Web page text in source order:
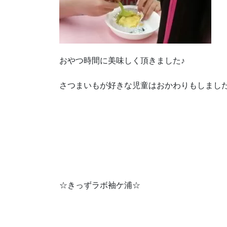
おやつ時間に美味しく頂きました♪
さつまいもが好きな児童はおかわりもしまし
☆きっずラボ袖ケ浦☆